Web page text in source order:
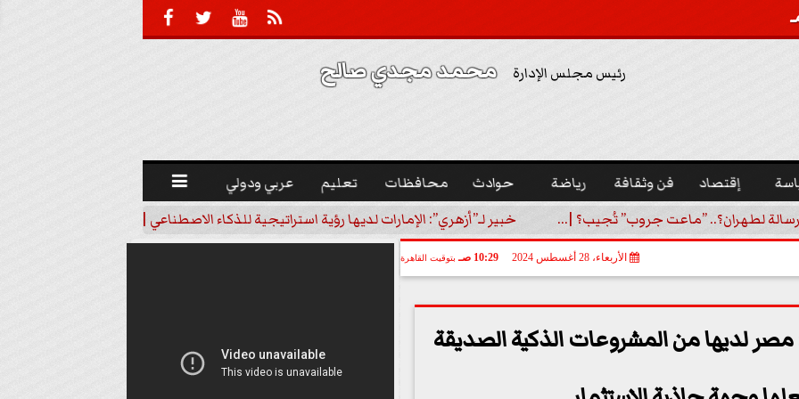
  

رئيس مجلس الإدارة محمد مجدي صالح
إقتصاد فن وثقافة رياضة حوادث محافظات تعليم عربي ودولي 
لطهران؟.. ”ماعت جروب” تُجيب؟ |... خبير لـ”أزهري”: الإمارات لديها رؤية استراتيجية للذكاء الاصطناعي | فيديو
الأربعاء، 28 أغسطس 2024 10:29 صـ بتوقيت القاهرة
لديها من المشروعات الذكية الصديقة